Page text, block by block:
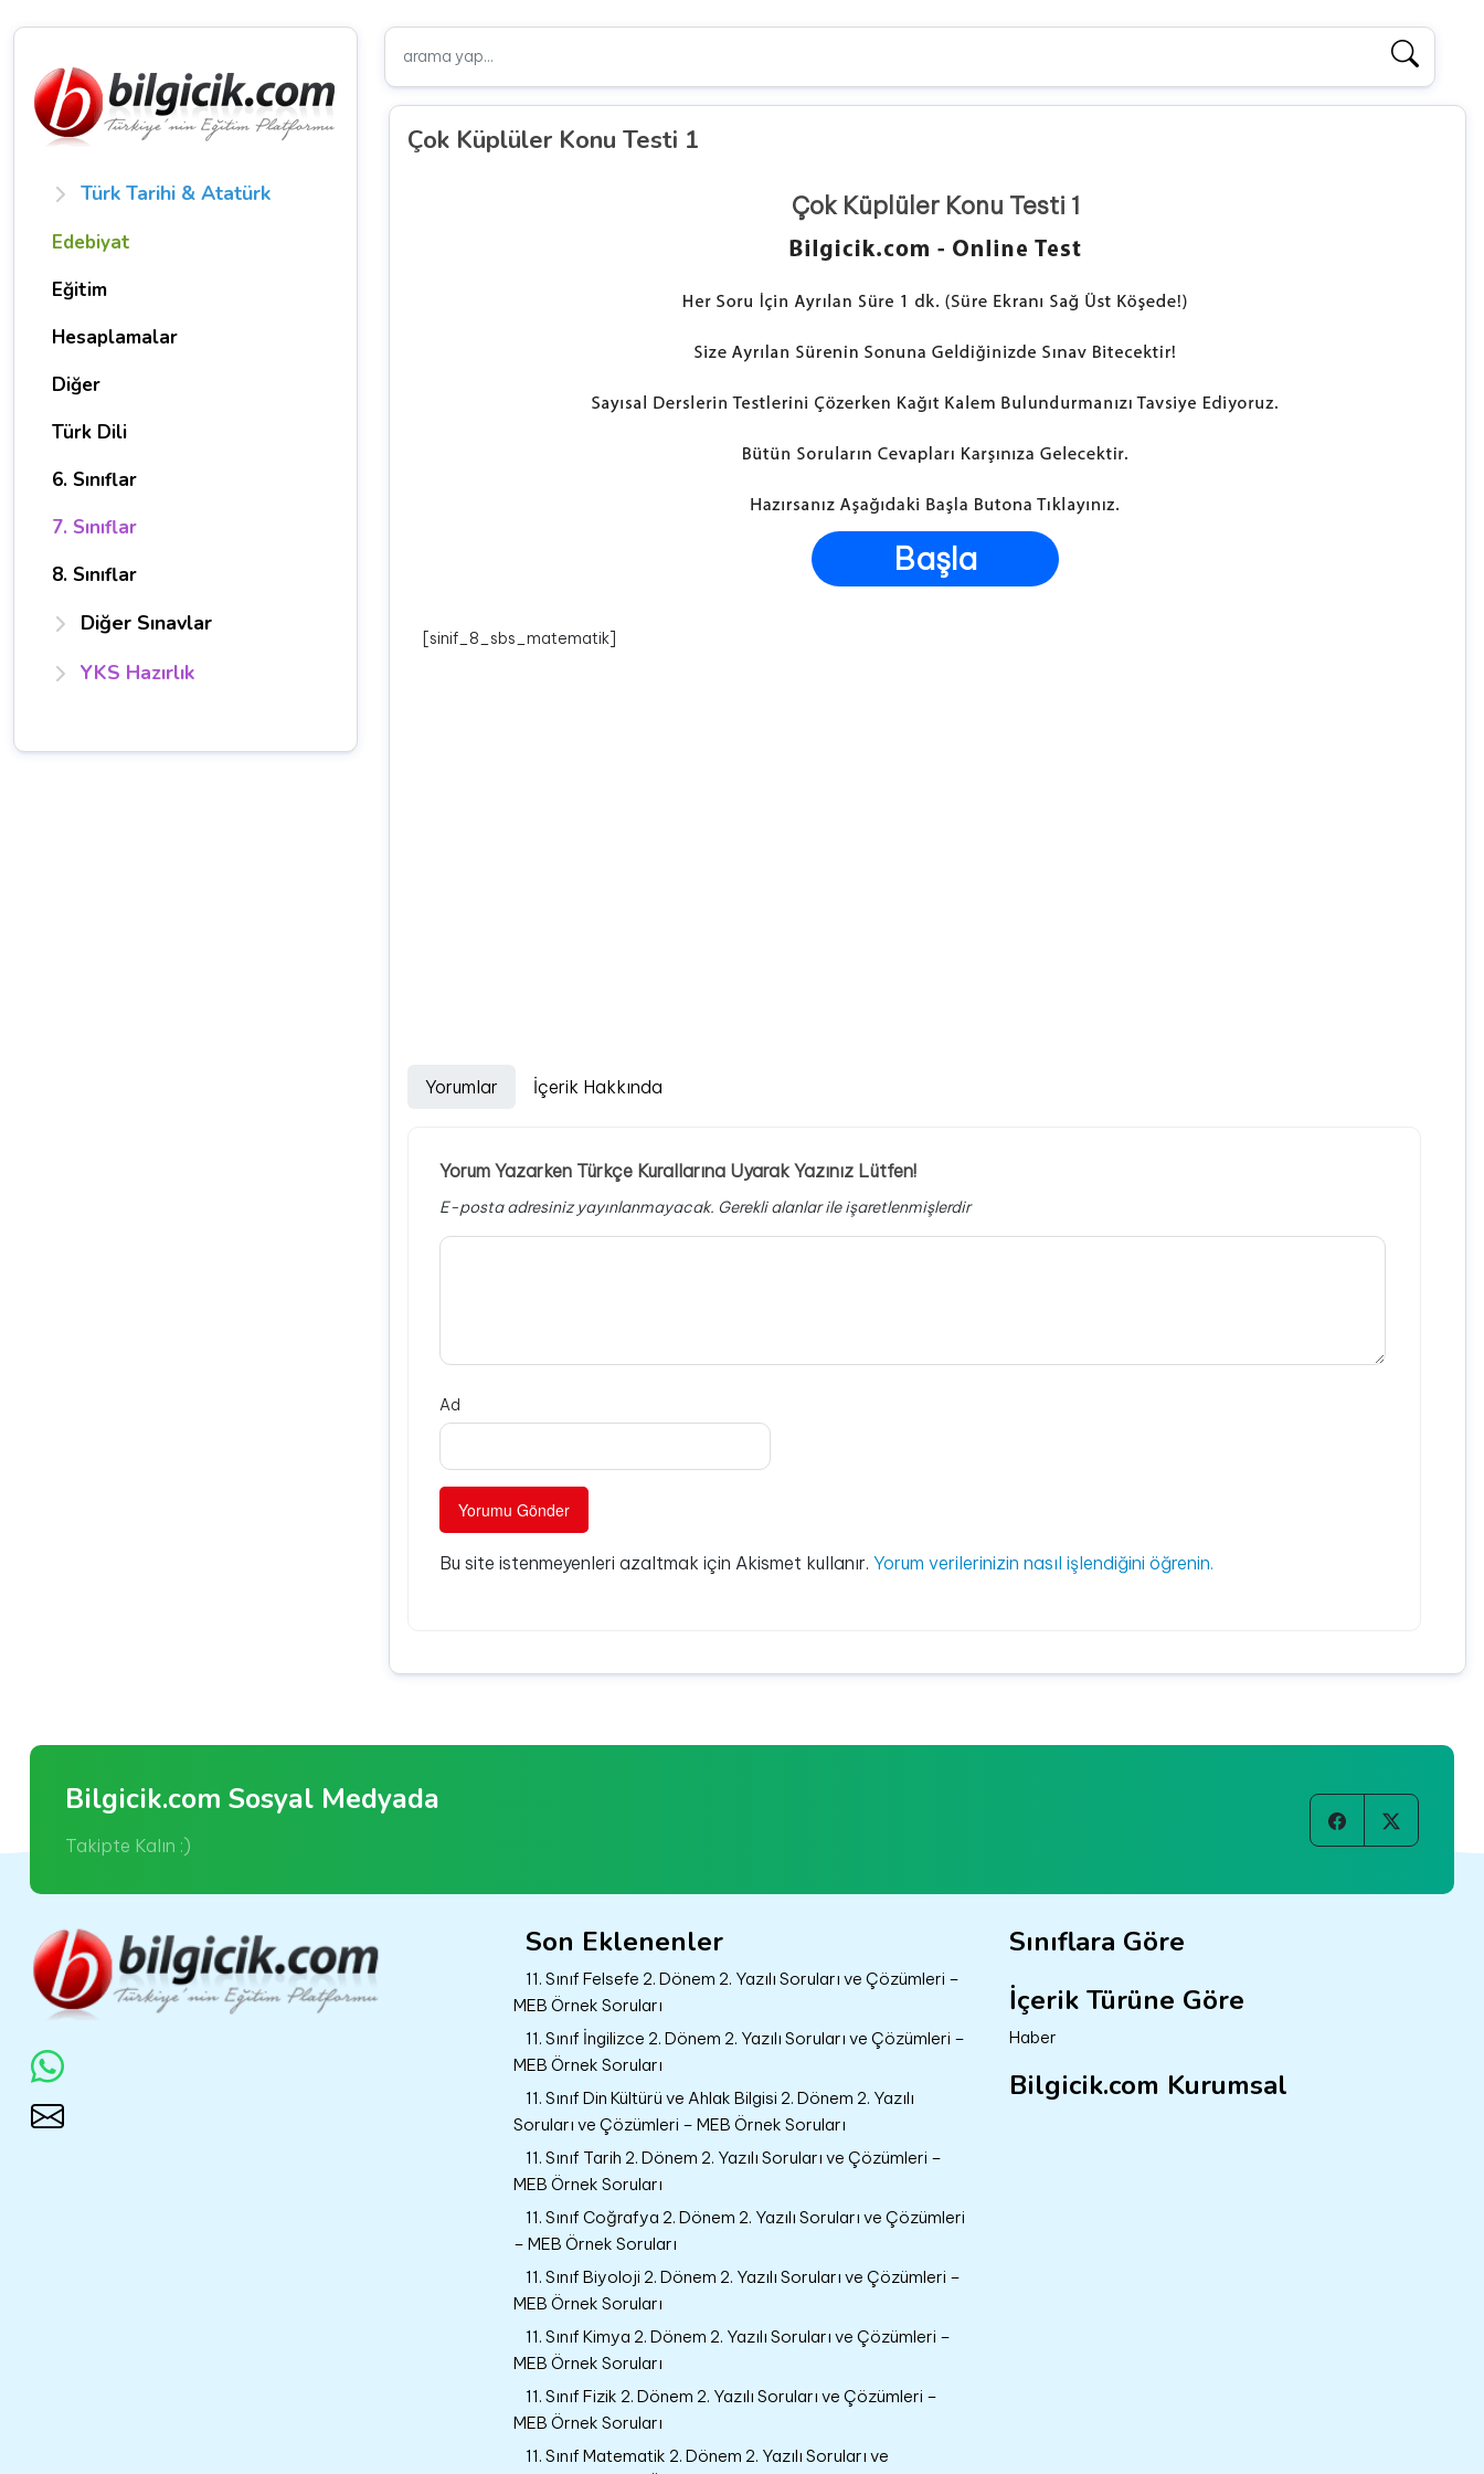
Türk Tarihi & Atatürk
Edebiyat
Eğitim
Hesaplamalar
Diğer
Türk Dili
6. Sınıflar
7. Sınıflar
8. Sınıflar
Diğer Sınavlar
YKS Hazırlık
Çok Küplüler Konu Testi 1
Çok Küplüler Konu Testi 1
Başla
[sinif_8_sbs_matematik]
Yorumlar İçerik Hakkında
Yorum Yazarken Türkçe Kurallarına Uyarak Yazınız Lütfen!
E-posta adresiniz yayınlanmayacak. Gerekli alanlarile işaretlenmişlerdir
Ad
Bu site istenmeyenleri azaltmak için Akismet kullanır. Yorum verilerinizin nasıl işlendiğini öğrenin.
Bilgicik.com Sosyal Medyada
Takipte Kalın :)
Son Eklenenler
11. Sınıf Felsefe 2. Dönem 2. Yazılı Soruları ve Çözümleri –
MEB Örnek Soruları
11. Sınıf İngilizce 2. Dönem 2. Yazılı Soruları ve Çözümleri –
MEB Örnek Soruları
11. Sınıf Din Kültürü ve Ahlak Bilgisi 2. Dönem 2. Yazılı
Soruları ve Çözümleri – MEB Örnek Soruları
11. Sınıf Tarih 2. Dönem 2. Yazılı Soruları ve Çözümleri –
MEB Örnek Soruları
11. Sınıf Coğrafya 2. Dönem 2. Yazılı Soruları ve Çözümleri
– MEB Örnek Soruları
11. Sınıf Biyoloji 2. Dönem 2. Yazılı Soruları ve Çözümleri –
MEB Örnek Soruları
11. Sınıf Kimya 2. Dönem 2. Yazılı Soruları ve Çözümleri –
MEB Örnek Soruları
11. Sınıf Fizik 2. Dönem 2. Yazılı Soruları ve Çözümleri –
MEB Örnek Soruları
11. Sınıf Matematik 2. Dönem 2. Yazılı Soruları ve
Sınıflara Göre
İçerik Türüne Göre
Haber
Bilgicik.com Kurumsal